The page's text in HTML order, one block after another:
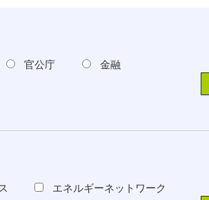
官公庁
金融
エネルギーネットワーク